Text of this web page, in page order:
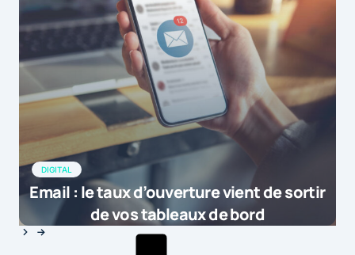
DIGITAL
Email : le taux d’ouverture vient de sortir
de vos tableaux de bord